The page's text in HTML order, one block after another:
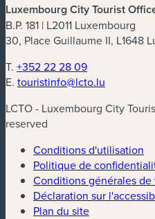
Luxembourg City Tourist
B.P. 181 | L2011 Luxembourg
30, Place Guillaume II, L1648
T. +352 22 28 09
E. touristinfo@lcto.lu
LCTO - Luxembourg City
reserved
Conditions d'utilisation
Politique de
Conditions générales
Déclaration sur
Plan du site